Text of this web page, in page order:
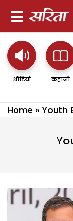
ऑडियो कहानी
Home » Youth